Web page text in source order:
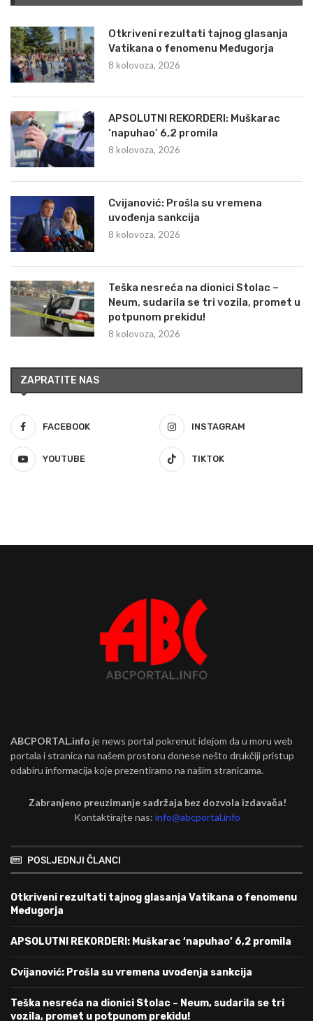
Otkriveni rezultati tajnog glasanja
Vatikana o fenomenu Međugorja
8 kolovoza, 2026
APSOLUTNI REKORDERI: Muškarac
‘napuhao’ 6,2 promila
8 kolovoza, 2026
Cvijanović: Prošla su vremena
uvođenja sankcija
8 kolovoza, 2026
Teška nesreća na dionici Stolac –
Neum, sudarila se tri vozila, promet u
potpunom prekidu!
8 kolovoza, 2026
ZAPRATITE NAS
FACEBOOK INSTAGRAM
YOUTUBE TIKTOK
ABCPORTAL.info je news portal pokrenut idejom da u moru web
portala i stranica na našem prostoru donese nešto drukčiji pristup
odabiru informacija koje prezentiramo na našim stranicama.
Zabranjeno preuzimanje sadržaja bez dozvola izdavača!
Kontaktirajte nas:info@abcportal.info
POSLJEDNJI ČLANCI
Otkriveni rezultati tajnog glasanja Vatikana o fenomenu
Međugorja
APSOLUTNI REKORDERI: Muškarac ‘napuhao’ 6,2 promila
Cvijanović: Prošla su vremena uvođenja sankcija
Teška nesreća na dionici Stolac – Neum, sudarila se tri
vozila, promet u potpunom prekidu!